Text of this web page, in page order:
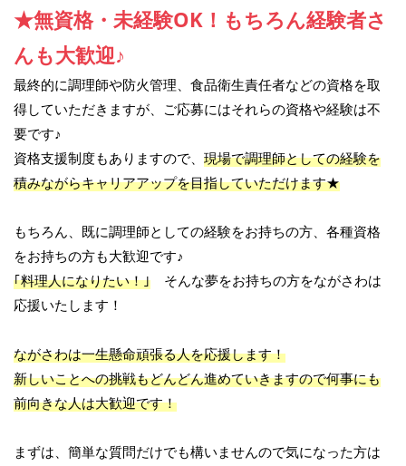
★無資格・未経験OK！もちろん経験者さ
んも大歓迎♪
最終的に調理師や防火管理、食品衛生責任者などの資格を取
得していただきますが、ご応募にはそれらの資格や経験は不
要です♪
資格支援制度もありますので、 現場で調理師としての経験を
積みながらキャリアアップを目指していただけます★
もちろん、既に調理師としての経験をお持ちの方、各種資格
をお持ちの方も大歓迎です♪
｢料理人になりたい！｣ そんな夢をお持ちの方をながさわは
応援いたします！
ながさわは一生懸命頑張る人を応援します！
新しいことへの挑戦もどんどん進めていきますので何事にも
前向きな人は大歓迎です！
まずは、簡単な質問だけでも構いませんので気になった方は